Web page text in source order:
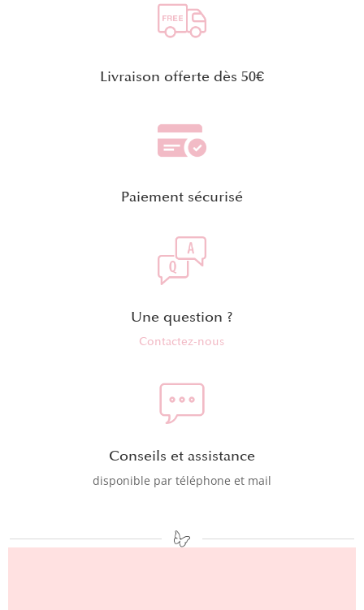
Livraison offerte dès 50€
Paiement sécurisé
Une question ?
Contactez-nous
Conseils et assistance
disponible par téléphone et mail